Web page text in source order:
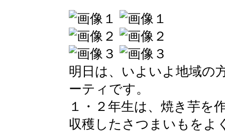
明日は、いよいよ地域の
ーティです。
１・２年生は、焼き芋を
収穫したさつまいもをよ